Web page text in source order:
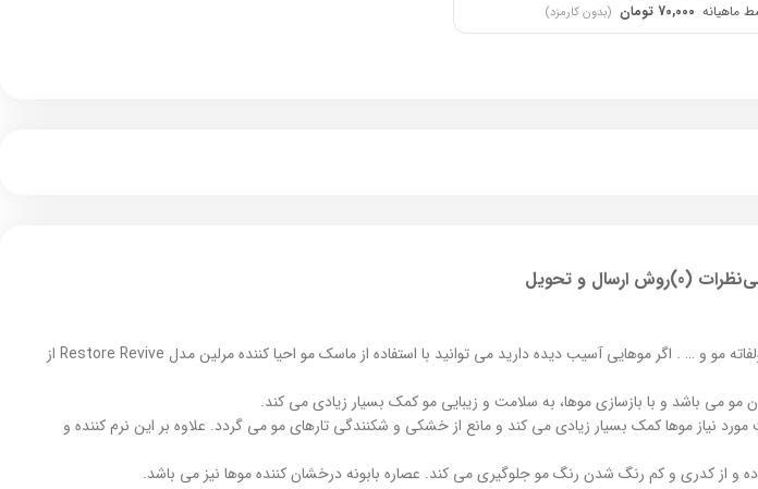
70,000 تومان (بدون کارمزد)
نظرات (0) روش ارسال و تحویل
عوامل بسیار زیادی در آسیب دیدن موها نقش دارند از رنگ موی نامناسب و دکلره گرفته تا حتی شوینده های سولفاته مو و … . اگر موهایی آسیب دیده دارید می توانید با استفاده از ماسک مو احیا کننده مرلین مدل Restore Revive از
مو می باشد و با بازسازی موها، به سلامت و زیبایی مو کمک بسیار زیادی می کند.
موها کمک بسیار زیادی می کند و مانع از خشکی و شکنندگی تارهای مو می گردد. علاوه بر این نرم کننده و
و از کدری و کم رنگ شدن رنگ مو جلوگیری می کند. عصاره بابونه درخشان کننده موها نیز می باشد.